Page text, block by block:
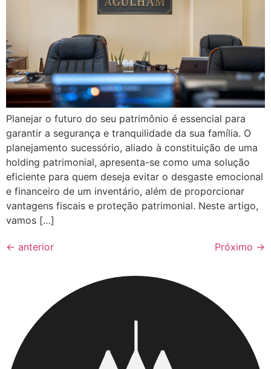
Planejar o futuro do seu patrimônio é essencial para
garantir a segurança e tranquilidade da sua família. O
planejamento sucessório, aliado à constituição de uma
holding patrimonial, apresenta-se como uma solução
eficiente para quem deseja evitar o desgaste emocional
e financeiro de um inventário, além de proporcionar
vantagens fiscais e proteção patrimonial. Neste artigo,
vamos […]
← anterior Próximo →